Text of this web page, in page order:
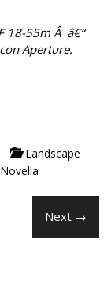
18-55m Â â€“
Aperture.
Landscape
Next →